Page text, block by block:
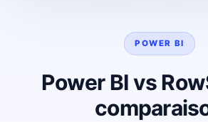
POWER BI
Power BI vs